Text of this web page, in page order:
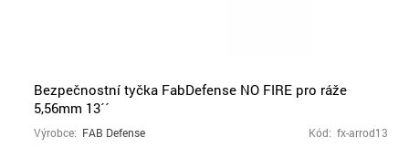
Bezpečnostní tyčka FabDefense NO FIRE pro ráže
5,56mm 13´´
Výrobce: FAB Defense Kód: fx-arrod13